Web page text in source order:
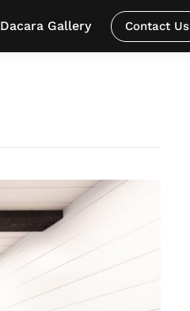
Dacara Gallery Contact Us